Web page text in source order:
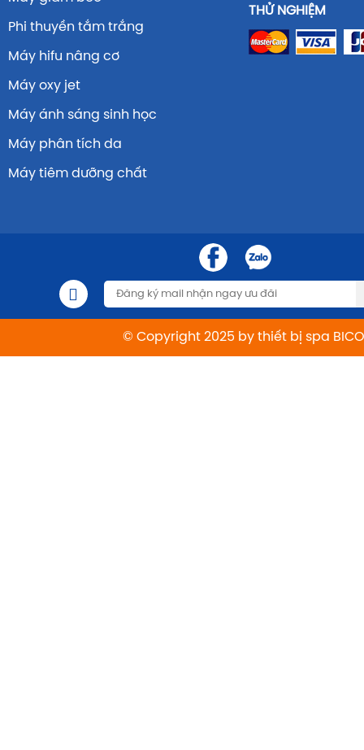
Phi thuyền tắm trắng
Máy hifu nâng cơ
Máy oxy jet
Máy ánh sáng sinh học
Máy phân tích da
Máy tiêm dưỡng chất
THỬ NGHIỆM
© Copyright 2025 by thiết bị spa BICO